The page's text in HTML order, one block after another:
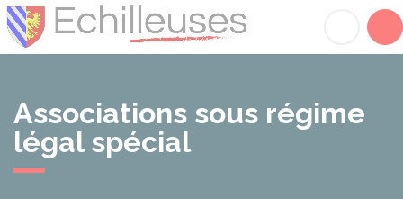
Associations sous régime
légal spécial